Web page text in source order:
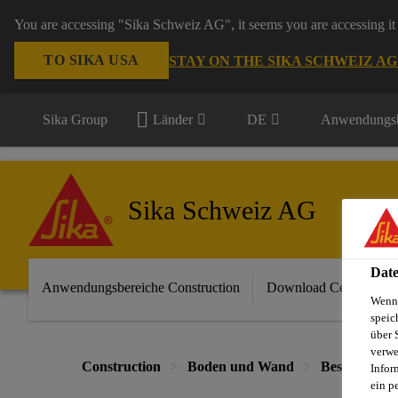
You are accessing "Sika Schweiz AG", it seems you are
TO SIKA USA STAY ON THE SIKA SCHWEIZ
Sika Group Länder DE
Sika Schweiz AG
Anwendungsbereiche Construction Download Center
Construction Boden und Wand
über
ein